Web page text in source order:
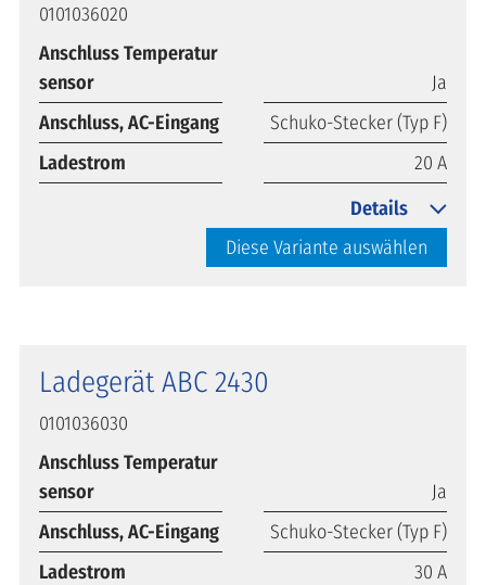
0101036020
Anschluss Temperatur
sensor
Ja
Anschluss, AC-Eingang
Schuko-Stecker (Typ F)
Ladestrom
20 A
Diese Variante auswählen
Details
Ladegerät ABC 2430
0101036030
Anschluss Temperatur
sensor
Ja
Anschluss, AC-Eingang
Schuko-Stecker (Typ F)
Ladestrom
30 A